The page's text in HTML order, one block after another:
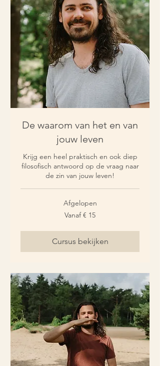
De waarom van het en van
jouw leven
Krijg een heel praktisch en ook diep
filosofisch antwoord op de vraag naar
de zin van jouw leven!
Afgelopen
Vanaf € 15
Cursus bekijken